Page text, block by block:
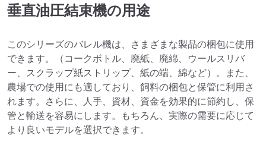
垂直油圧結束機の用途
このシリーズのバレル機は、さまざまな製品の梱包に使用
できます。（コークボトル、廃紙、廃綿、ウールスリバ
ー、スクラップ紙ストリップ、紙の端、綿など）。また、
農場での使用にも適しており、飼料の梱包と保管に利用さ
れます。さらに、人手、資材、資金を効果的に節約し、保
管と輸送を容易にします。もちろん、実際の需要に応じて
より良いモデルを選択できます。